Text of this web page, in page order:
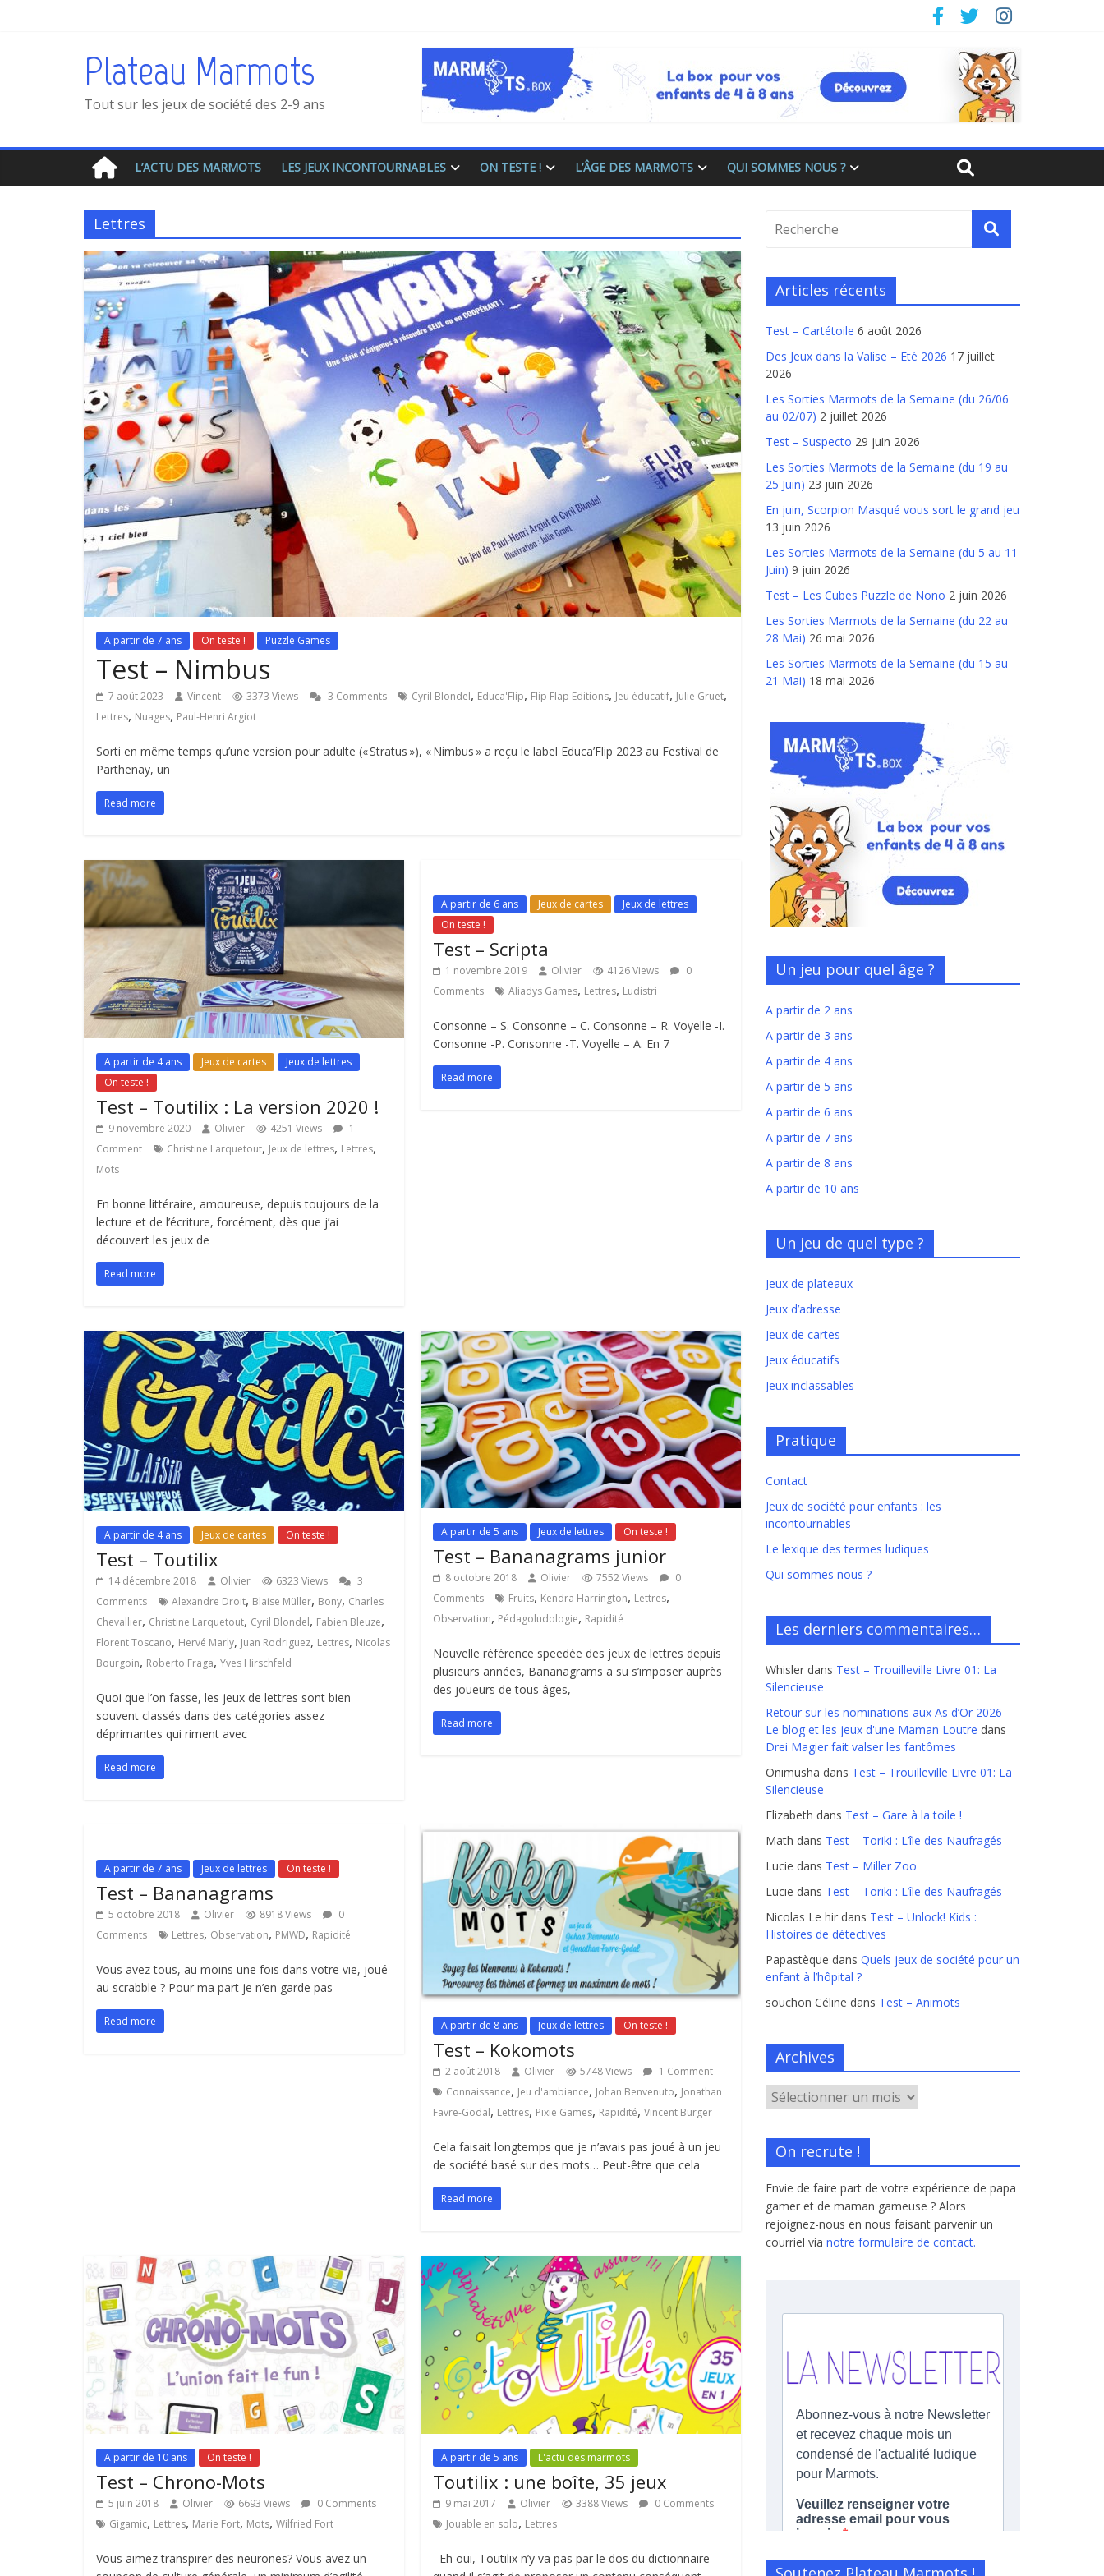
Plateau Marmots
Tout sur les jeux de société des 2-9 ans
L’ACTU DES MARMOTS LES JEUX INCONTOURNABLES ON TESTE ! L’ÂGE DES MARMOTS QUI SOMMES NOUS ?
Lettres
A partir de 7 ans On teste ! Puzzle Games
Test – Nimbus
7 août 2023 Vincent 3373 Views 3 Comments Cyril Blondel, Educa'Flip, Flip Flap Editions, Jeu éducatif, Julie Gruet,
Lettres, Nuages, Paul-Henri Argiot
Sorti en même temps qu’une version pour adulte (« Stratus »), « Nimbus » a reçu le label Educa’Flip 2023 au Festival de
Parthenay, un
Read more
A partir de 4 ans Jeux de cartes
Jeux de lettres
On teste !
Test – Toutilix : La version 2020 !
9 novembre 2020 Olivier 4251 Views
1
Comment
Christine Larquetout, Jeux de lettres, Lettres,
Mots
En bonne littéraire, amoureuse, depuis toujours de la
lecture et de l’écriture, forcément, dès que j’ai
découvert les jeux de
Read more
A partir de 6 ans Jeux de cartes
Jeux de lettres
On teste !
Test – Scripta
1 novembre 2019 Olivier 4126 Views
0
Comments
Aliadys Games, Lettres, Ludistri
Consonne – S. Consonne – C. Consonne – R. Voyelle -I.
Consonne -P. Consonne -T. Voyelle – A. En 7
Read more
A partir de 4 ans Jeux de cartes On teste !
Test – Toutilix
14 décembre 2018 Olivier 6323 Views
3
Comments
Alexandre Droit, Blaise Müller, Bony, Charles
Chevallier, Christine Larquetout, Cyril Blondel, Fabien Bleuze,
Florent Toscano, Hervé Marly, Juan Rodriguez, Lettres, Nicolas
Bourgoin, Roberto Fraga, Yves Hirschfeld
Quoi que l’on fasse, les jeux de lettres sont bien
souvent classés dans des catégories assez
déprimantes qui riment avec
Read more
A partir de 5 ans Jeux de lettres On teste !
Test – Bananagrams junior
8 octobre 2018 Olivier 7552 Views
0
Comments
Fruits, Kendra Harrington, Lettres,
Observation, Pédagoludologie, Rapidité
Nouvelle référence speedée des jeux de lettres depuis
plusieurs années, Bananagrams a su s’imposer auprès
des joueurs de tous âges,
Read more
A partir de 7 ans Jeux de lettres On teste !
Test – Bananagrams
5 octobre 2018 Olivier 8918 Views
0
Comments
Lettres, Observation, PMWD, Rapidité
Vous avez tous, au moins une fois dans votre vie, joué
au scrabble ? Pour ma part je n’en garde pas
Read more A partir de 8 ans Jeux de lettres On teste !
Test – Kokomots
2 août 2018 Olivier 5748 Views
1 Comment
Connaissance, Jeu d'ambiance, Johan Benvenuto, Jonathan
Favre-Godal, Lettres, Pixie Games, Rapidité,Vincent Burger
Cela faisait longtemps que je n’avais pas joué à un jeu
de société basé sur des mots… Peut-être que cela
Read more
A partir de 10 ans On teste !
Test – Chrono-Mots
5 juin 2018 Olivier 6693 Views
0 Comments
Gigamic, Lettres, Marie Fort, Mots, Wilfried Fort
Vous aimez transpirer des neurones? Vous avez un
A partir de 5 ans L'actu des marmots
Toutilix : une boîte, 35 jeux
9 mai 2017 Olivier 3388 Views
0 Comments
Jouable en solo, Lettres
Eh oui, Toutilix n’y va pas par le dos du dictionnaire
Articles récents
Test – Cartétoile 6 août 2026
Des Jeux dans la Valise – Eté 2026 17 juillet
2026
Les Sorties Marmots de la Semaine (du 26/06
au 02/07) 2 juillet 2026
Test – Suspecto 29 juin 2026
Les Sorties Marmots de la Semaine (du 19 au
25 Juin) 23 juin 2026
En juin, Scorpion Masqué vous sort le grand jeu
13 juin 2026
Les Sorties Marmots de la Semaine (du 5 au 11
Juin) 9 juin 2026
Test – Les Cubes Puzzle de Nono 2 juin 2026
Les Sorties Marmots de la Semaine (du 22 au
28 Mai) 26 mai 2026
Les Sorties Marmots de la Semaine (du 15 au
21 Mai) 18 mai 2026
Un jeu pour quel âge ?
A partir de 2 ans
A partir de 3 ans
A partir de 4 ans
A partir de 5 ans
A partir de 6 ans
A partir de 7 ans
A partir de 8 ans
A partir de 10 ans
Un jeu de quel type ?
Jeux de plateaux
Jeux d’adresse
Jeux de cartes
Jeux éducatifs
Jeux inclassables
Pratique
Contact
Jeux de société pour enfants : les
incontournables
Le lexique des termes ludiques
Qui sommes nous ?
Les derniers commentaires…
Whisler dans Test – Trouilleville Livre 01: La
Silencieuse
Retour sur les nominations aux As d’Or 2026 –
Le blog et les jeux d'une Maman Loutre dans
Drei Magier fait valser les fantômes
Onimusha dans Test – Trouilleville Livre 01: La
Silencieuse
Elizabeth dans Test – Gare à la toile !
Math dans Test – Toriki : L’île des Naufragés
Lucie dans Test – Miller Zoo
Lucie dans Test – Toriki : L’île des Naufragés
Nicolas Le hir dans Test – Unlock! Kids :
Histoires de détectives
Papastèque dans Quels jeux de société pour un
enfant à l’hôpital ?
souchon Céline dans Test – Animots
Archives
On recrute !
Envie de faire part de votre expérience de papa
gamer et de maman gameuse ? Alors
rejoignez-nous en nous faisant parvenir un
courriel via notre formulaire de contact.